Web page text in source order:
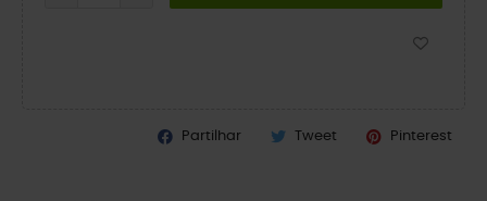
Partilhar Tweet Pinterest